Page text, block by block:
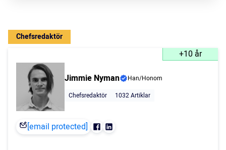
Chefsredaktör
+10 år
Jimmie Nyman
Han/Honom
Chefsredaktör
1032 Artiklar
[email protected]